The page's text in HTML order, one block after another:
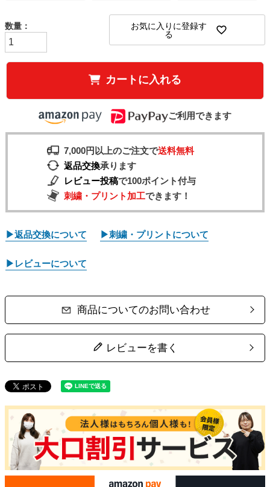
お気に入りに登録す
る
カートに入れる
ご利用できます
7,000円以上のご注文で送料無料
返品交換承ります
レビュー投稿で100ポイント付与
刺繍・プリント加工できます！
▶返品交換について ▶刺繍・プリントについて
▶レビューについて
商品についてのお問い合わせ
レビューを書く